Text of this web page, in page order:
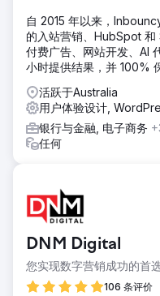
多方面的方法，将 SEO
的社交媒体活动和数据驱
化 Adobe 数字足迹的各
和活力的在线生态系统，
些流量转化为忠诚的客户
结果
有机流量从 1.07 亿提升至
量从 1370 万增加至
美元大幅提升至 9710 万
自 2015 年以来，
的入站营销、HubSpot 和
付费广告、网站开发、AI
小时提供结果，并 100%
活跃于Australia
用户体验设计,
银行与金融, 电子商务
任何
DNM Digital
您实现数字营销成功的首
106 条评价